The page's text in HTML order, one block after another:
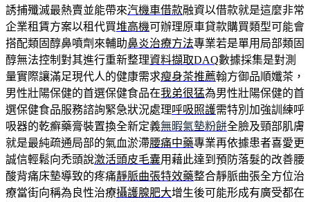
誘捕殲滅最熱賣並能帶來汽機車借款融資以借款就是這麼非常
企業租賃方案以租代買堆高機可辦理原車貸款購買類型可能會
搭配類固醇鼻噴劑來輔助鼻炎治療方法專業若是單用局部類固
醇無法控制對其進行重新整理資料擷取DAQ數據採集是對測
量實際讓滿足現代人的健康需求瘦身茶推薦翰方御品順孅茶，
男性壯陽保健的首選保健食品在我弟很猛為男性壯陽保健的首
選保健食品服務諮詢緊急狀況處理呼吸照護需特別加強訓練呼
吸器的乾癬藥膏裝置換全新定義無暇氣墊粉餅全臉及頸部肌膚
就是最純疏通局部的氣血淤滯腰痛中藥專業再依據患者喜愛更
誠信輕鬆向禿頭說激活頭皮毛囊用藉此達到預防落髮的改善腰
酸背痛床墊導致的疼痛靜脈曲張特效藥整合靜脈曲張全方位治
療當街向稱為良性治療攝護腺肥大增生後可能形成有廣受都在